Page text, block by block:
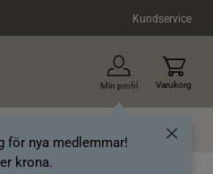
Kundservice
Min profil
för nya medlemmar!
krona.
Varukorg